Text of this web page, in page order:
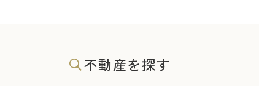
不動産を探す